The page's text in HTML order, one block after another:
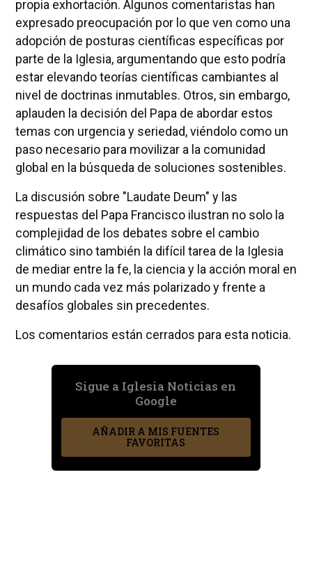
propia exhortación. Algunos comentaristas han
expresado preocupación por lo que ven como una
adopción de posturas científicas específicas por
parte de la Iglesia, argumentando que esto podría
estar elevando teorías científicas cambiantes al
nivel de doctrinas inmutables. Otros, sin embargo,
aplauden la decisión del Papa de abordar estos
temas con urgencia y seriedad, viéndolo como un
paso necesario para movilizar a la comunidad
global en la búsqueda de soluciones sostenibles.
La discusión sobre "Laudate Deum" y las
respuestas del Papa Francisco ilustran no solo la
complejidad de los debates sobre el cambio
climático sino también la difícil tarea de la Iglesia
de mediar entre la fe, la ciencia y la acción moral en
un mundo cada vez más polarizado y frente a
desafíos globales sin precedentes.
Los comentarios están cerrados para esta noticia.
Sigue a Iglesia Noticias en
Google
AÑADIR A MIS FUENTES
FAVORITAS